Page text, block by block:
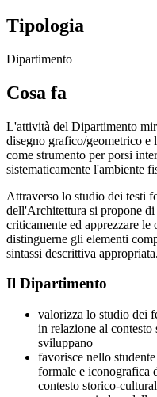
Tipologia
Dipartimento
Cosa fa
L'attività del Dipartimento
disegno grafico/geometrico e
come strumento per porsi
sistematicamente l'ambiente
Attraverso lo studio dei testi
dell'Architettura si propone
criticamente ed apprezzare le
distinguerne gli elementi
sintassi descrittiva appropriata.
Il Dipartimento
valorizza lo studio dei
in relazione al
sviluppano
favorisce nello
formale e iconografica
contesto storico-